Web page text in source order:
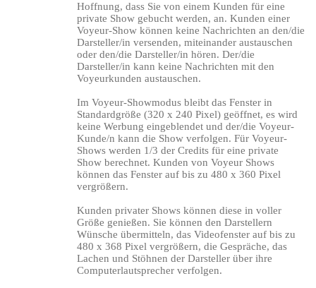
Hoffnung, dass Sie von einem Kunden für eine
private Show gebucht werden, an. Kunden einer
Voyeur-Show können keine Nachrichten an den/die
Darsteller/in versenden, miteinander austauschen
oder den/die Darsteller/in hören. Der/die
Darsteller/in kann keine Nachrichten mit den
Voyeurkunden austauschen.
Im Voyeur-Showmodus bleibt das Fenster in
Standardgröße (320 x 240 Pixel) geöffnet, es wird
keine Werbung eingeblendet und der/die Voyeur-
Kunde/n kann die Show verfolgen. Für Voyeur-
Shows werden 1/3 der Credits für eine private
Show berechnet. Kunden von Voyeur Shows
können das Fenster auf bis zu 480 x 360 Pixel
vergrößern.
Kunden privater Shows können diese in voller
Größe genießen. Sie können den Darstellern
Wünsche übermitteln, das Videofenster auf bis zu
480 x 368 Pixel vergrößern, die Gespräche, das
Lachen und Stöhnen der Darsteller über ihre
Computerlautsprecher verfolgen.